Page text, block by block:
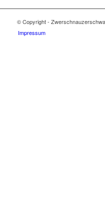
© Copyright -
Impressum